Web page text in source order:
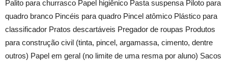
Palito para churrasco Papel higiênico Pasta suspensa Piloto para
quadro branco Pincéis para quadro Pincel atômico Plástico para
classificador Pratos descartáveis Pregador de roupas Produtos
para construção civil (tinta, pincel, argamassa, cimento, dentre
outros) Papel em geral (no limite de uma resma por aluno) Sacos